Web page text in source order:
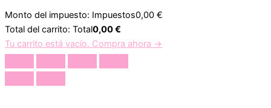
Monto del impuesto: Impuestos0,00 €
Total del carrito: Total0,00€
Tu carrito está vacío. Compra ahora →